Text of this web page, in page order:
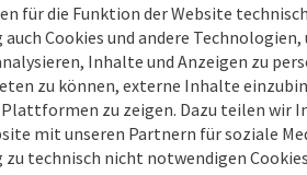
für die Funktion der Website
Cookies und andere
Inhalte und Anzeigen zu
zu können, externe Inhalte
zu zeigen. Dazu teilen wir
mit unseren Partnern für soziale
technisch nicht notwendigen